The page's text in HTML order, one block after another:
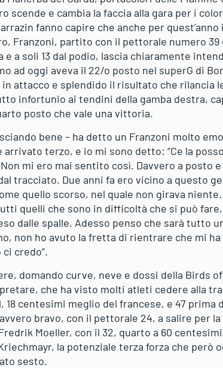
scende e cambia la faccia alla gara per i
fanno capire che anche per
Franzoni, partito con il pettorale numero
a soli 13 dal podio, lascia chiaramente
ad oggi aveva il 22/o posto nel superG di
attacco e splendido il risultato che rilancia
infortunio ai tendini della gamba destra,
posto che vale una vittoria.
bene – ha detto un Franzoni molto
terzo, e io mi sono detto: “Ce la
mi ero mai sentito così. Davvero a posto
tracciato. Due anni fa ero vicino a questo
quello scorso, nel quale non girava
quelli che sono in difficoltà che si può
dalle spalle. Adesso penso che sarà tutto
non ho avuto la fretta di rientrare che mi
credo”.
domando curve, neve e dossi della Birds
che ha visto molti atleti cedere alla
18 centesimi meglio del francese, e 47
bravo, con il pettorale 24, a salire per
Moeller, con il 32, quarto a 60
la potenziale terza forza che però
sesto.